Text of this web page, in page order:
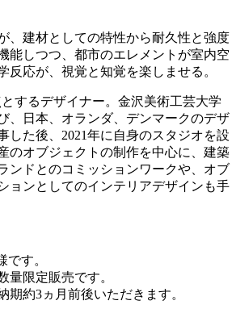
、建材としての特性から耐久性と強度
能しつつ、都市のエレメントが室内空
反応が、視覚と知覚を楽しませる。
するデザイナー。金沢美術工芸大学
、日本、オランダ、デンマークのデザ
した後、2021年に自身のスタジオを設
のオブジェクトの制作を中心に、建築
ンドとのコミッションワークや、オブ
ョンとしてのインテリアデザインも手
です。
量限定販売です。
期約3ヵ月前後いただきます。